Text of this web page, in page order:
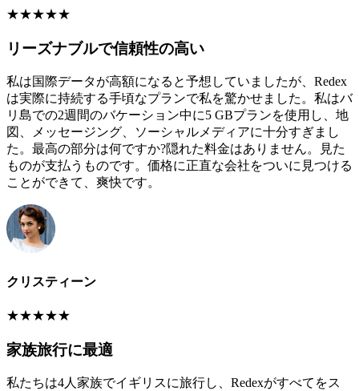
★★★★★
リーズナブルで信頼性の高い
私は国際データが高額になると予想していましたが、Redex
は実際に持続する手頃なプランで私を驚かせました。私はバ
リ島での2週間のバケーション中に5 GBプランを使用し、地
図、メッセージング、ソーシャルメディアに十分すぎまし
た。最高の部分は何ですか?隠れた料金はありません。見た
ものが支払うものです。価格に正直な会社をついに見つける
ことができて、爽快です。
クリスティーン
★★★★★
家族旅行に最適
私たちは4人家族でイギリスに旅行し、Redexがすべてをス